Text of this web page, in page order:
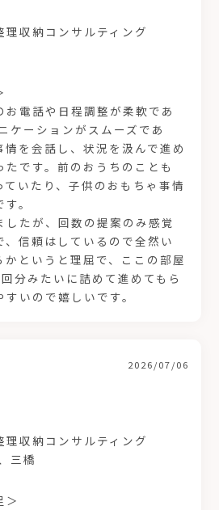
理収納コンサルティング
電話や日程調整が柔軟であ
ケーションがスムーズであ
情を会話し、状況を汲んで進め
です。前のおうちのことも
いたり、子供のおもちゃ事情
。
たが、回数の提案のみ感覚
信頼はしているので全然い
というと理屈で、ここの部屋
分みたいに詰めて進めてもら
いので嬉しいです。
2026/07/06
理収納コンサルティング
三橋
＞